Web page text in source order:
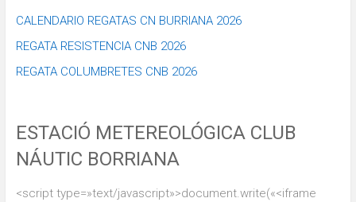
CALENDARIO REGATAS CN BURRIANA 2026
REGATA RESISTENCIA CNB 2026
REGATA COLUMBRETES CNB 2026
ESTACIÓ METEREOLÓGICA CLUB
NÁUTIC BORRIANA
<script type=»text/javascript»>document.write(«<iframe